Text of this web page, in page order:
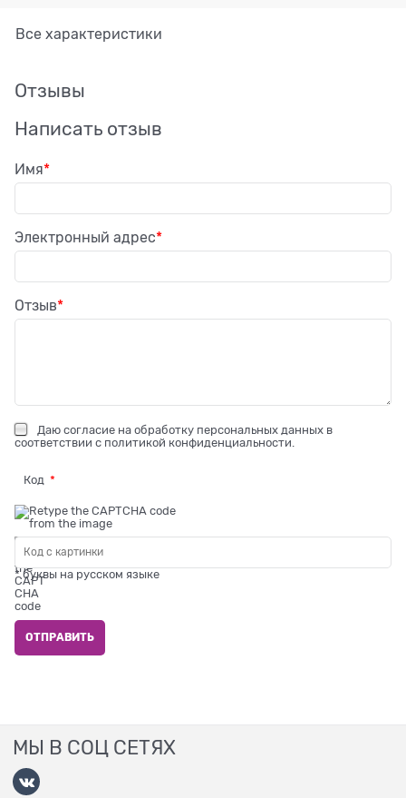
Все характеристики
Отзывы
Написать отзыв
Имя
Электронный адрес
Отзыв
Даю согласие на обработку персональных данных в
соответствии с политикой конфиденциальности
Код
* буквы на русском языке
МЫ В СОЦ СЕТЯХ